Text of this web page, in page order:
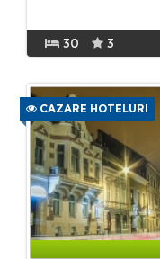
30 3
CAZARE HOTELURI